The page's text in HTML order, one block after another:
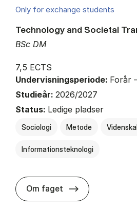
Only for exchange students
BSc DM
Technology and Societal
7,5 ECTS
Undervisningsperiode: Forår
Studieår: 2026/2027
Status: Ledige pladser
Sociologi Metode
Informationsteknologi
Om faget about